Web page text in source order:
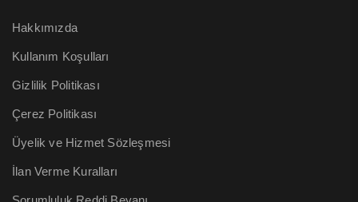
Hakkımızda
Kullanım Koşulları
Gizlilik Politikası
Çerez Politikası
Üyelik ve Hizmet Sözleşmesi
İlan Verme Kuralları